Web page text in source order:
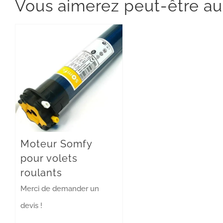
Vous aimerez peut-être
Moteur Somfy
pour volets
roulants
Merci de demander un
devis !